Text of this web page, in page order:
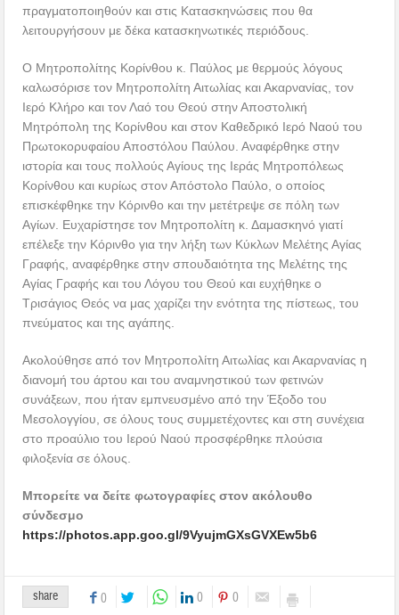
πραγματοποιηθούν και στις Κατασκηνώσεις που θα
λειτουργήσουν με δέκα κατασκηνωτικές περιόδους.
Ο Μητροπολίτης Κορίνθου κ. Παύλος με θερμούς λόγους
καλωσόρισε τον Μητροπολίτη Αιτωλίας και Ακαρνανίας, τον
Ιερό Κλήρο και τον Λαό του Θεού στην Αποστολική
Μητρόπολη της Κορίνθου και στον Καθεδρικό Ιερό Ναού του
Πρωτοκορυφαίου Αποστόλου Παύλου. Αναφέρθηκε στην
ιστορία και τους πολλούς Αγίους της Ιεράς Μητροπόλεως
Κορίνθου και κυρίως στον Απόστολο Παύλο, ο οποίος
επισκέφθηκε την Κόρινθο και την μετέτρεψε σε πόλη των
Αγίων. Ευχαρίστησε τον Μητροπολίτη κ. Δαμασκηνό γιατί
επέλεξε την Κόρινθο για την λήξη των Κύκλων Μελέτης Αγίας
Γραφής, αναφέρθηκε στην σπουδαιότητα της Μελέτης της
Αγίας Γραφής και του Λόγου του Θεού και ευχήθηκε ο
Τρισάγιος Θεός να μας χαρίζει την ενότητα της πίστεως, του
πνεύματος και της αγάπης.
Ακολούθησε από τον Μητροπολίτη Αιτωλίας και Ακαρνανίας η
διανομή του άρτου και του αναμνηστικού των φετινών
συνάξεων, που ήταν εμπνευσμένο από την Έξοδο του
Μεσολογγίου, σε όλους τους συμμετέχοντες και στη συνέχεια
στο προαύλιο του Ιερού Ναού προσφέρθηκε πλούσια
φιλοξενία σε όλους.
Μπορείτε να δείτε φωτογραφίες στον ακόλουθο
σύνδεσμο
https://photos.app.goo.gl/9VyujmGXsGVXEw5b6
share 0 0 0